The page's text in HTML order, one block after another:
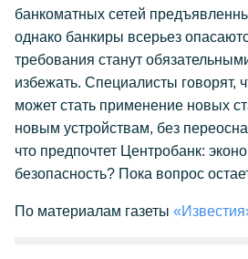
банкоматных сетей
однако банкиры всерьез
требования станут
избежать. Специалисты говорят,
может стать применение новых
новым устройствам, без
что предпочтет Центробанк:
безопасность? Пока вопрос
По материалам газеты